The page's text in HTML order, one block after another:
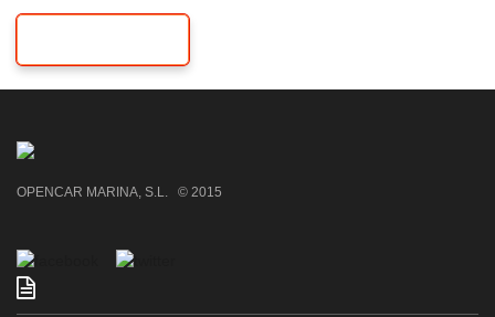
OPENCAR MARINA, S.L. © 2015
